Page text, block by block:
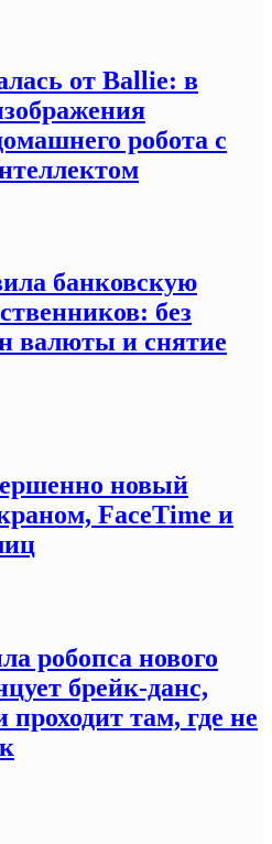
от Ballie: в
робота с
банковскую
без
валюты и снятие
новый
FaceTime и
робопса нового
брейк-данс,
проходит там, где не